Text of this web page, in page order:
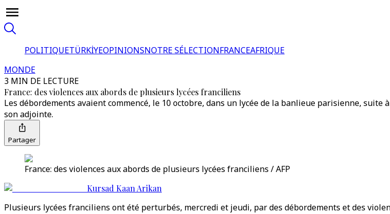
POLITIQUETÜRKİYEOPINIONSNOTRE SÉLECTIONFRANCEAFRIQUE
MONDE
3 MIN DE LECTURE
France: des violences aux abords de plusieurs lycées franciliens
Les débordements avaient commencé, le 10 octobre, dans un lycée de la banlieue parisienne,
son adjointe.
Partager
France: des violences aux abords de plusieurs lycées franciliens / AFP
Kursad Kaan Arikan
Plusieurs lycées franciliens ont été perturbés, mercredi et jeudi, par des débordements et des